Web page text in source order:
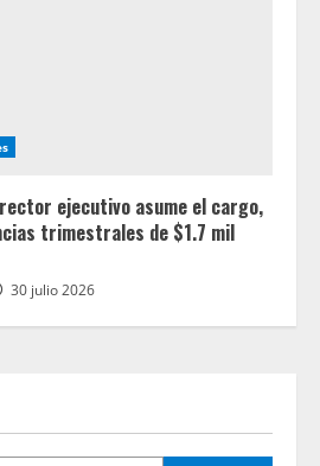
ejecutivo asume el cargo,
trimestrales de $1.7 mil
30 julio 2026